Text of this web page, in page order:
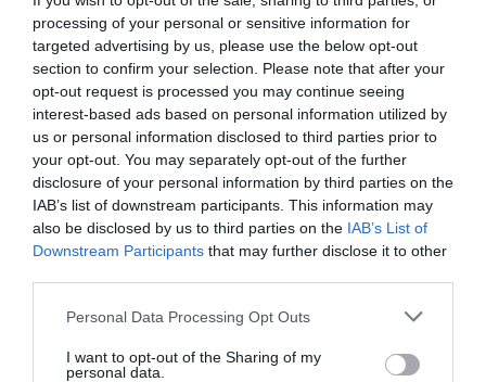
processing of your personal or sensitive information for
targeted advertising by us, please use the below opt-out
section to confirm your selection. Please note that after your
opt-out request is processed you may continue seeing
interest-based ads based on personal information utilized by
us or personal information disclosed to third parties prior to
your opt-out. You may separately opt-out of the further
disclosure of your personal information by third parties on the
IAB’s list of downstream participants. This information may
also be disclosed by us to third parties on the IAB’s List of
Downstream Participants that may further disclose it to other
Please note that this website/app uses one or more Google
not limited to your visit or usage behaviour. You may click to
Personal Data Processing Opt Outs
I want to opt-out of the Sharing of my
personal data.
este teszik közzé az akciós árakat, amikor kevesebben
keresnek jegyeket.
Fotó:Shutterstock